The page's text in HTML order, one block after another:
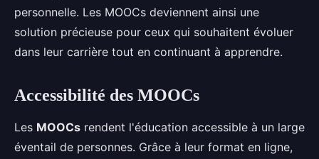
personnelle. Les MOOCs deviennent ainsi une
solution précieuse pour ceux qui souhaitent évoluer
dans leur carrière tout en continuant à apprendre.
Accessibilité des MOOCs
Les MOOCs rendent l'éducation accessible à un large
éventail de personnes. Grâce à leur format en ligne,